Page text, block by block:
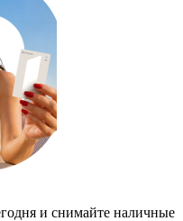
и снимайте наличные